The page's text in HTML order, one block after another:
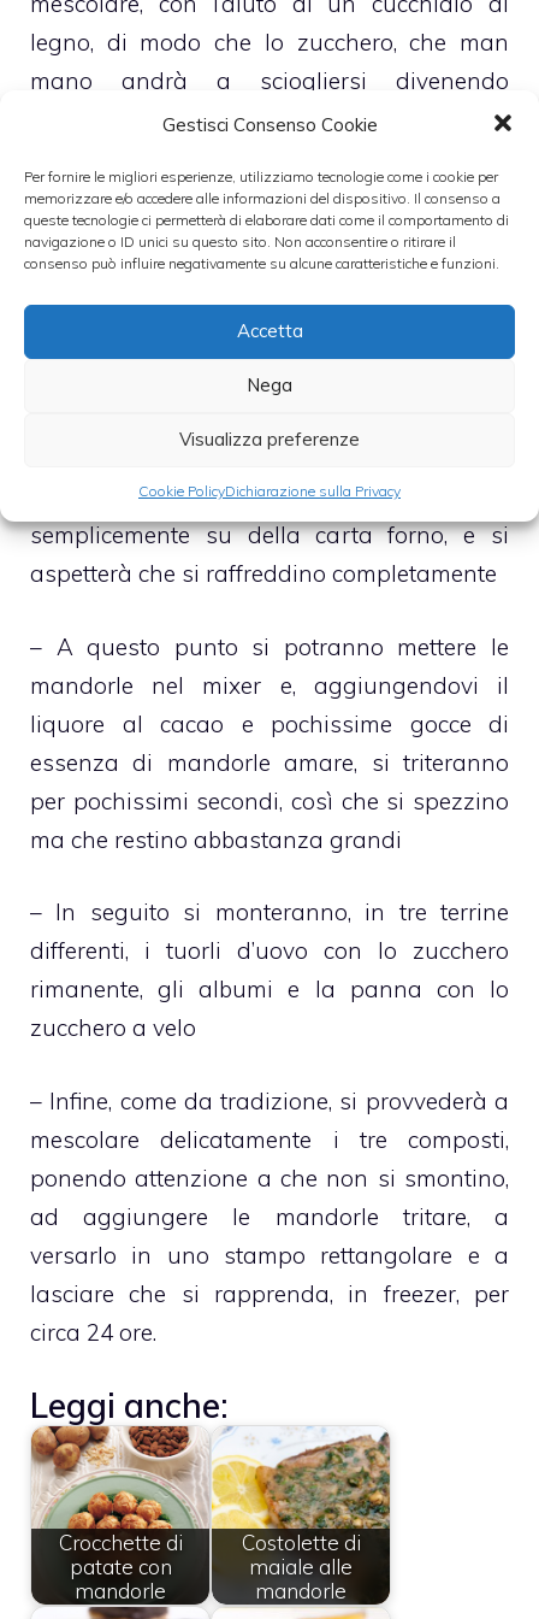
Gestisci Consenso Cookie
Per fornire le migliori esperienze, utilizziamo tecnologie come i cookie per
memorizzare e/o accedere alle informazioni del dispositivo. Il consenso a
queste tecnologie ci permetterà di elaborare dati come il comportamento di
navigazione o ID unici su questo sito. Non acconsentire o ritirare il
consenso può influire negativamente su alcune caratteristiche e funzioni.
Accetta
Nega
Visualizza preferenze
Cookie PolicyDichiarazione sulla Privacy
legno, di modo che lo zucchero, che man
mano andrà a sciogliersi divenendo
caramello, non si raggrumi ma, anzi, diventi
tutte le mandorle
– Una volta, quindi, che ogni mandorla sarà
avvolta nel caramello, senza smettere di
rimestare, si toglierà la padella dal fuoco e si
aspetterà che si raffreddi
– Infine si provvederà a versare le mandorle
su un piano di marmo, o in alternativa
semplicemente su della carta forno, e si
aspetterà che si raffreddino completamente
– A questo punto si potranno mettere le
mandorle nel mixer e, aggiungendovi il
liquore al cacao e pochissime gocce di
essenza di mandorle amare, si triteranno
per pochissimi secondi, così che si spezzino
ma che restino abbastanza grandi
– In seguito si monteranno, in tre terrine
differenti, i tuorli d’uovo con lo zucchero
rimanente, gli albumi e la panna con lo
zucchero a velo
– Infine, come da tradizione, si provvederà a
mescolare delicatamente i tre composti,
ponendo attenzione a che non si smontino,
ad aggiungere le mandorle tritare, a
versarlo in uno stampo rettangolare e a
lasciare che si rapprenda, in freezer, per
circa 24 ore.
Leggi anche:
Crocchette di
patate con
mandorle
Costolette di
maiale alle
mandorle